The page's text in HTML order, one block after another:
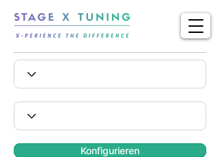
Konfigurieren